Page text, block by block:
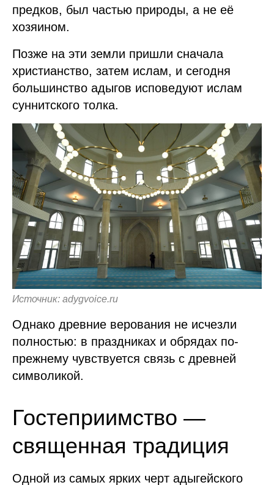
предков, был частью природы, а не её
хозяином.
Позже на эти земли пришли сначала
христианство, затем ислам, и сегодня
большинство адыгов исповедуют ислам
суннитского толка.
Источник: adygvoice.ru
Однако древние верования не исчезли
полностью: в праздниках и обрядах по-
прежнему чувствуется связь с древней
символикой.
Гостеприимство —
священная традиция
Одной из самых ярких черт адыгейского